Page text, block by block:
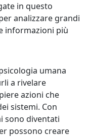
in questo
analizzare grandi
informazioni più
umana
a rivelare
azioni che
sistemi. Con
sono diventati
possono creare